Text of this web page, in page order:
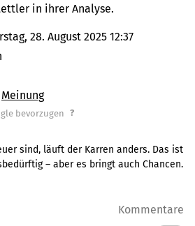
in ihrer Analyse.
28. August 2025 12:37
Meinung
bevorzugen ?
sind, läuft der Karren anders. Das ist
– aber es bringt auch Chancen.
Kommentare